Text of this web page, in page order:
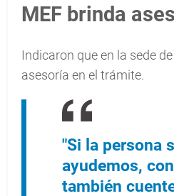
MEF brinda
Indicaron que en la sede
asesoría en el trámite.
"Si la persona
ayudemos,
también